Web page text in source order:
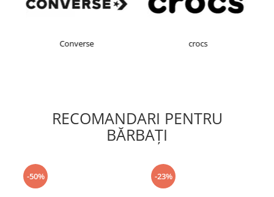
Converse crocs
RECOMANDARI PENTRU
BĂRBAŢI
-50% -23%